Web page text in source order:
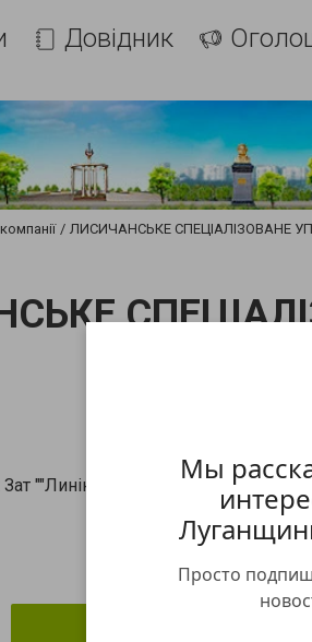
Мы
Просто
Довідник
ЛИСИЧАНСЬКЕ СПЕЦІАЛІЗОВАНЕ
""Линік"" "